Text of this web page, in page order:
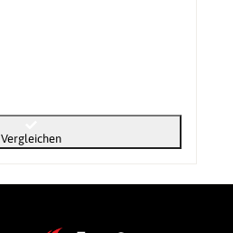
Vergleichen